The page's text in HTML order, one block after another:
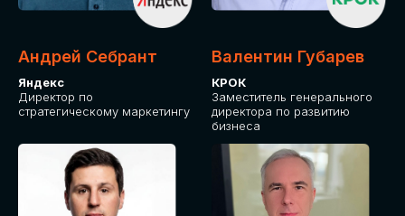
Андрей Себрант
Яндекс
Директор по
стратегическому маркетингу
Валентин Губарев
КРОК
Заместитель генерального
директора по развитию
бизнеса